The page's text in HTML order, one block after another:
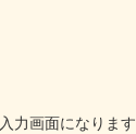
力画面になります